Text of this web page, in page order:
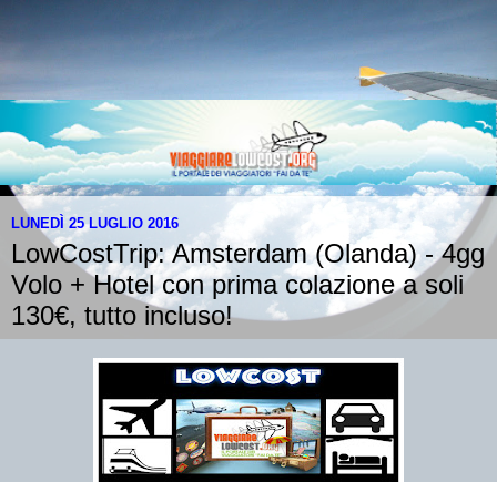
LUNEDÌ 25 LUGLIO 2016
LowCostTrip: Amsterdam (Olanda) - 4gg
Volo + Hotel con prima colazione a soli
130€, tutto incluso!